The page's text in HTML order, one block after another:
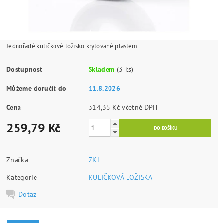
Jednořadé kuličkové ložisko krytované plastem.
Dostupnost Skladem (3 ks)
Můžeme doručit do 11.8.2026
Cena 314,35 Kč včetně DPH
259,79 Kč
Značka
ZKL
Kategorie
KULIČKOVÁ LOŽISKA
Dotaz